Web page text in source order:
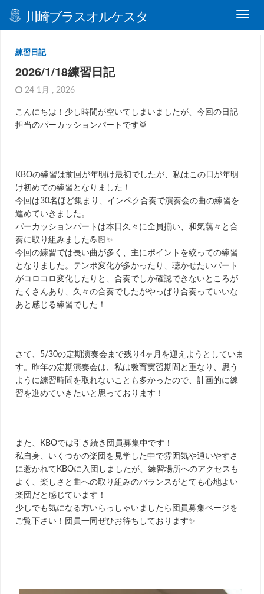
川崎ブラスオルケスタ
練習日記
2026/1/18練習日記
24 1月 , 2026
こんにちは！少し時間が空いてしまいましたが、今回の日記
担当のパーカッションパートです🥁
KBOの練習は前回が年明け最初でしたが、私はこの日が年明
け初めての練習となりました！
今回は30名ほど集まり、インペク合奏で演奏会の曲の練習を
進めていきました。
パーカッションパートは本日久々に全員揃い、和気藹々と合
奏に取り組みました💪🏻✨
今回の練習では長い曲が多く、主にポイントを絞っての練習
となりました。テンポ変化が多かったり、聴かせたいパート
がコロコロ変化したりと、合奏でしか確認できないところが
たくさんあり、久々の合奏でしたがやっぱり合奏っていいな
あと感じる練習でした！
さて、5/30の定期演奏会まで残り4ヶ月を迎えようとしていま
す。昨年の定期演奏会は、私は教育実習期間と重なり、思う
ように練習時間を取れないことも多かったので、計画的に練
習を進めていきたいと思っております！
また、KBOでは引き続き団員募集中です！
私自身、いくつかの楽団を見学した中で雰囲気や通いやすさ
に惹かれてKBOに入団しましたが、練習場所へのアクセスも
よく、楽しさと曲への取り組みのバランスがとても心地よい
楽団だと感じています！
少しでも気になる方いらっしゃいましたら団員募集ページを
ご覧下さい！団員一同ぜひお待ちしております✨